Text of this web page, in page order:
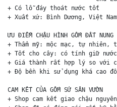
+ Có lỗ đáy thoát nước tốt
+ Xuất xứ: Bình Dương, Việt Nam
ƯU ĐIỂM CHẬU HÌNH GỐM ĐẤT NUNG
+ Thẩm mỹ: mộc mạc, tự nhiên,
+ Tốt cho cây: có tính giữ
+ Giá thành rất hợp lý so với
+ Độ bền khi sử dụng khá cao
CAM KẾT CỦA GỐM SỨ SÂN VƯỜN
+ Shop cam kết giao chậu